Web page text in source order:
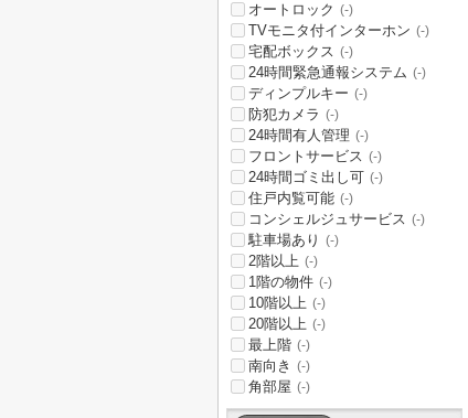
オートロック (-)
TVモニタ付インターホン (-)
宅配ボックス (-)
24時間緊急通報システム (-)
ディンプルキー (-)
防犯カメラ (-)
24時間有人管理 (-)
フロントサービス (-)
24時間ゴミ出し可 (-)
住戸内覧可能 (-)
コンシェルジュサービス (-)
駐車場あり (-)
2階以上 (-)
1階の物件 (-)
10階以上 (-)
20階以上 (-)
最上階 (-)
南向き (-)
角部屋 (-)